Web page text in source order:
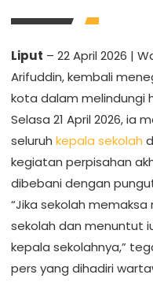
Liput – 22 April 2026 |
Arifuddin, kembali
kota dalam melindungi
Selasa 21 April 2026, ia
seluruh kepala sekolah
kegiatan perpisahan
dibebani dengan
“Jika sekolah
sekolah dan menuntut
kepala sekolahnya,”
pers yang dihadiri